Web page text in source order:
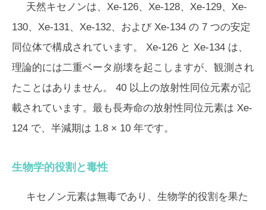
天然キセノンは、Xe-126、Xe-128、Xe-129、Xe-
130、Xe-131、Xe-132、および Xe-134 の 7 つの安定
同位体で構成されています。 Xe-126 と Xe-134 は、
理論的には二重ベータ崩壊を起こしますが、観測され
たことはありません。 40 以上の放射性同位元素が記
載されています。最も長寿命の放射性同位元素は Xe-
124 で、半減期は 1.8 × 10 年です。
生物学的役割と毒性
キセノン元素は無毒であり、生物学的役割を果た